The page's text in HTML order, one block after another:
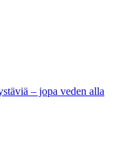
– jopa veden alla